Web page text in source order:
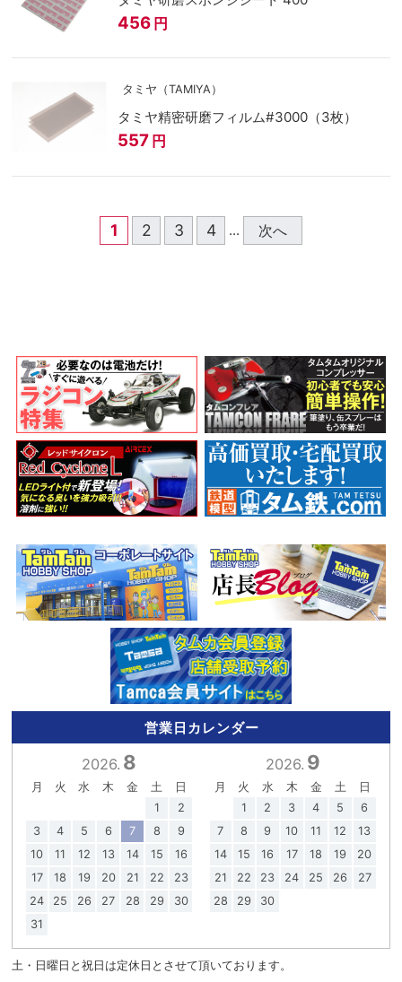
456 円
タミヤ（TAMIYA）
タミヤ精密研磨フィルム#3000（3枚）
557 円
1 2 3 4 ... 次へ
営業日カレンダー
2026. 8
月 火 水 木 金 土
日
1
2
3
4 5 6 7 8
9
10
11 12 13 14 15
16
17
18 19 20 21 22
23
24
25 26 27 28 29
30
31
2026. 9
月 火 水 木 金 土
日
1
2 3 4 5
6
7
8 9 10 11 12
13
14
15 16 17 18 19
20
21
22 23 24 25 26
27
28
29 30
土・日曜日と祝日は定休日とさせて頂いております。